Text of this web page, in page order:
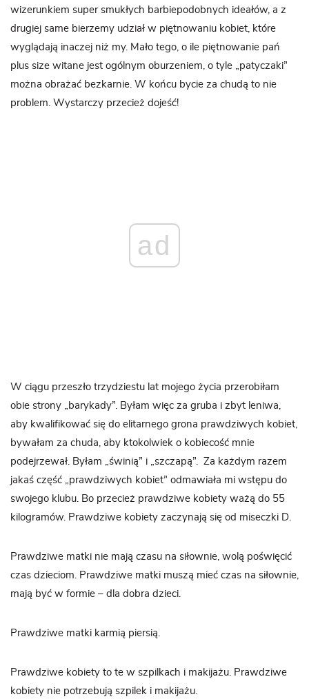
wizerunkiem super smukłych barbiepodobnych ideałów, a z
drugiej same bierzemy udział w piętnowaniu kobiet, które
wyglądają inaczej niż my. Mało tego, o ile piętnowanie pań
plus size witane jest ogólnym oburzeniem, o tyle „patyczaki”
można obrażać bezkarnie. W końcu bycie za chudą to nie
problem. Wystarczy przecież dojeść!
ad
W ciągu przeszło trzydziestu lat mojego życia przerobiłam
obie strony „barykady”. Byłam więc za gruba i zbyt leniwa,
aby kwalifikować się do elitarnego grona prawdziwych kobiet,
bywałam za chuda, aby ktokolwiek o kobiecość mnie
podejrzewał. Byłam „świnią” i „szczapą”. Za każdym razem
jakaś część „prawdziwych kobiet” odmawiała mi wstępu do
swojego klubu. Bo przecież prawdziwe kobiety ważą do 55
kilogramów. Prawdziwe kobiety zaczynają się od miseczki D.
Prawdziwe matki nie mają czasu na siłownie, wolą poświęcić
czas dzieciom. Prawdziwe matki muszą mieć czas na siłownie,
mają być w formie – dla dobra dzieci.
Prawdziwe matki karmią piersią.
Prawdziwe kobiety to te w szpilkach i makijażu. Prawdziwe
kobiety nie potrzebują szpilek i makijażu.